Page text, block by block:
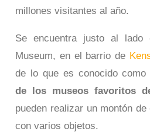
millones visitantes al año.
Se encuentra justo al lado
Museum, en el barrio de
de lo que es conocido como
de los museos favoritos
pueden realizar un montón
con varios objetos.